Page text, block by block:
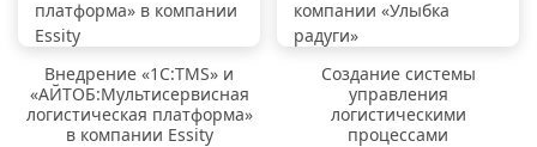
Внедрение «1C:TMS» и
«АЙТОБ:Мультисервисная
логистическая платформа»
в компании Essity
Создание системы
управления
логистическими
процессами